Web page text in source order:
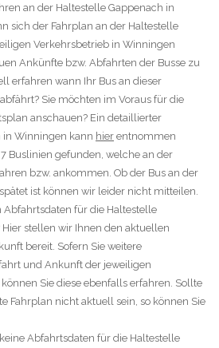
an der Haltestelle Gappenach in
sich der Fahrplan an der Haltestelle
Verkehrsbetrieb in Winningen
Ankünfte bzw. Abfahrten der Busse zu
erfahren wann Ihr Bus an dieser
Sie möchten im Voraus für die
anschauen? Ein detaillierter
Winningen kann hier entnommen
Buslinien gefunden, welche an der
bzw. ankommen. Ob der Bus an der
ist können wir leider nicht mitteilen.
Abfahrtsdaten für die Haltestelle
stellen wir Ihnen den aktuellen
bereit. Sofern Sie weitere
und Ankunft der jeweiligen
Sie diese ebenfalls erfahren. Sollte
Fahrplan nicht aktuell sein, so können Sie
Abfahrtsdaten für die Haltestelle